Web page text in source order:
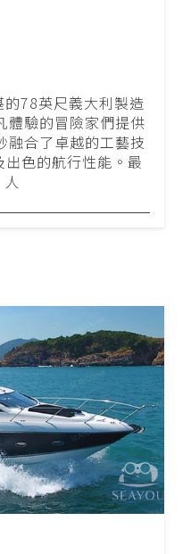
78英尺義大利製造
體驗的冒險家們提供
融合了卓越的工藝技
色的航行性能。最